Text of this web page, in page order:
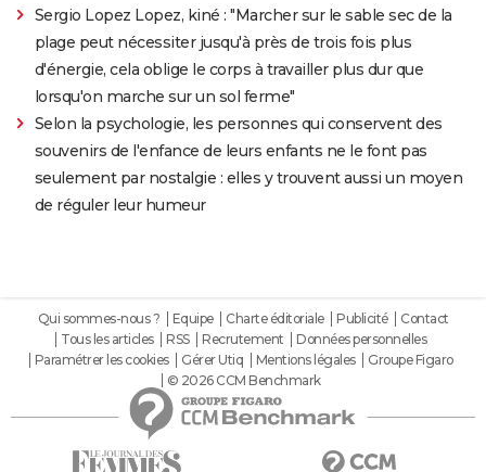
Sergio Lopez Lopez, kiné : "Marcher sur le sable sec de la
plage peut nécessiter jusqu'à près de trois fois plus
d'énergie, cela oblige le corps à travailler plus dur que
lorsqu'on marche sur un sol ferme"
Selon la psychologie, les personnes qui conservent des
souvenirs de l'enfance de leurs enfants ne le font pas
seulement par nostalgie : elles y trouvent aussi un moyen
de réguler leur humeur
Qui sommes-nous ? Equipe Charte éditoriale Publicité
Contact
Tous les articles
RSS Recrutement
Données personnelles
Paramétrer les cookies
Gérer Utiq Mentions légales
Groupe Figaro
© 2026 CCM Benchmark